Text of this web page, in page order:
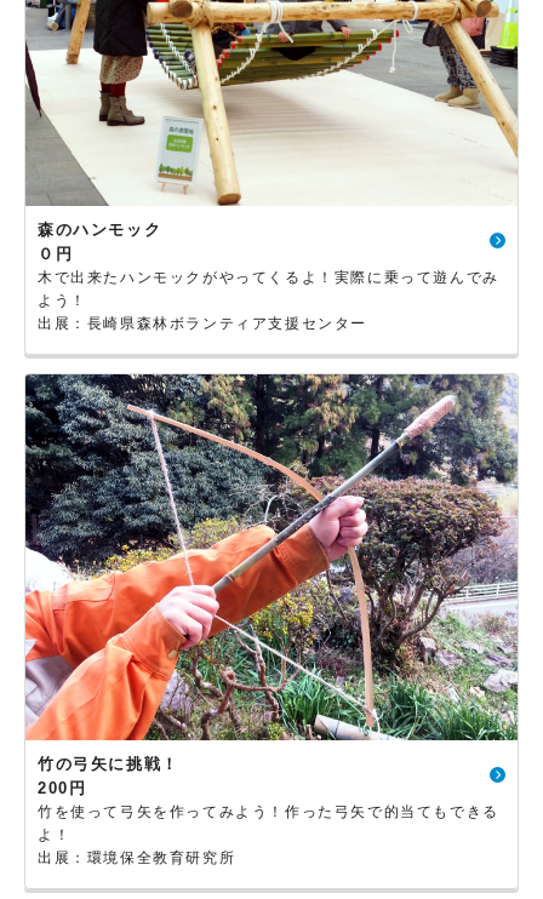
森のハンモック
０円
木で出来たハンモックがやってくるよ！実際に乗って遊んでみ
よう！
出展：長崎県森林ボランティア支援センター
竹の弓矢に挑戦！
200円
竹を使って弓矢を作ってみよう！作った弓矢で的当てもできる
よ！
出展：環境保全教育研究所